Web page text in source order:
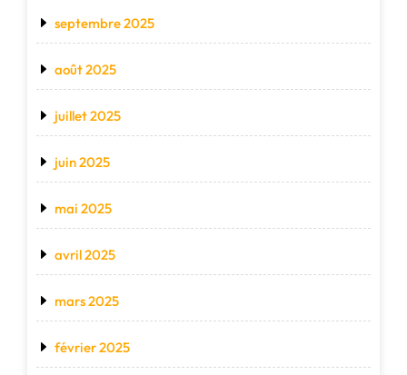
septembre 2025
août 2025
juillet 2025
juin 2025
mai 2025
avril 2025
mars 2025
février 2025